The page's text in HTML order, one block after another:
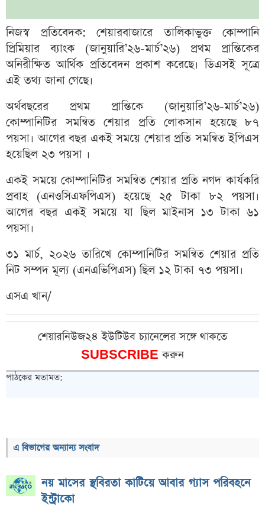
নিজস্ব প্রতিবেদক: শেয়ারবাজারে তালিকাভুক্ত কোম্পানি
প্রিমিয়ার ব্যাংক (জানুয়ারি’২৬-মার্চ’২৬) প্রথম প্রান্তিকের
অনিরীক্ষিত আর্থিক প্রতিবেদন প্রকাশ করেছে। ডিএসই সূত্রে
এই তথ্য জানা গেছে।
অর্থবছরের প্রথম প্রান্তিকে (জানুয়ারি’২৬-মার্চ’২৬)
কোম্পানিটির সমন্বিত শেয়ার প্রতি লোকসান হয়েছে ৮৭
পয়সা। আগের বছর একই সময়ে শেয়ার প্রতি সমন্বিত ইপিএস
হয়েছিল ২৩ পয়সা ।
একই সময়ে কোম্পানিটির সমন্বিত শেয়ার প্রতি নগদ কার্যকরি
প্রবাহ (এনওসিএফপিএস) হয়েছে ২৫ টাকা ৮২ পয়সা।
আগের বছর একই সময়ে যা ছিল মাইনাস ১৩ টাকা ৬১
পয়সা।
৩১ মার্চ, ২০২৬ তারিখে কোম্পানিটির সমন্বিত শেয়ার প্রতি
নিট সম্পদ মূল্য (এনএভিপিএস) ছিল ১২ টাকা ৭৩ পয়সা।
এসএ খান/
শেয়ারনিউজ২৪ ইউটিউব চ্যানেলের সঙ্গে থাকতে
SUBSCRIBEকরুন
পাঠকের মতামত:
এ বিভাগের অন্যান্য সংবাদ
নয় মাসের স্থবিরতা কাটিয়ে আবার গ্যাস পরিবহনে
ইন্ট্রাকো